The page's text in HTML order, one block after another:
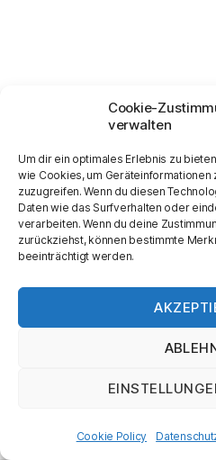
Cookie-
verwalten
Um dir ein optimales Erlebnis zu
wie Cookies, um
zuzugreifen. Wenn du diesen
Daten wie das Surfverhalten oder
verarbeiten. Wenn du deine
zurückziehst, können bestimmte
beeinträchtigt werden.
Cookie Policy